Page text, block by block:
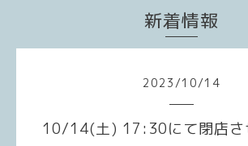
新着情報
2023 /10/14
10/14(土) 17:30にて閉店さ